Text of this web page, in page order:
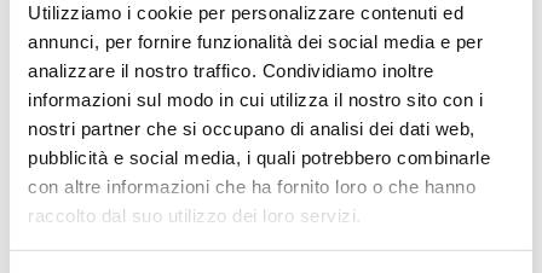
Utilizziamo i cookie per personalizzare contenuti ed
annunci, per fornire funzionalità dei social media e per
analizzare il nostro traffico. Condividiamo inoltre
informazioni sul modo in cui utilizza il nostro sito con i
nostri partner che si occupano di analisi dei dati web,
pubblicità e social media, i quali potrebbero combinarle
con altre informazioni che ha fornito loro o che hanno
raccolto dal suo utilizzo dei loro servizi.
Micromosaico in pasta di
vetro grigio 10.32 - Gemme,
Bisazza
Micromosaico in pasta di
vetro marrone 10.10 con kit
installazione - Gemme,